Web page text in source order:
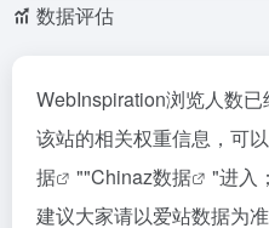
数据评估
WebInspiration浏览人数
该站的相关权重信息，可
据
""Chinaz数据
"进入
建议大家请以爱站数据为